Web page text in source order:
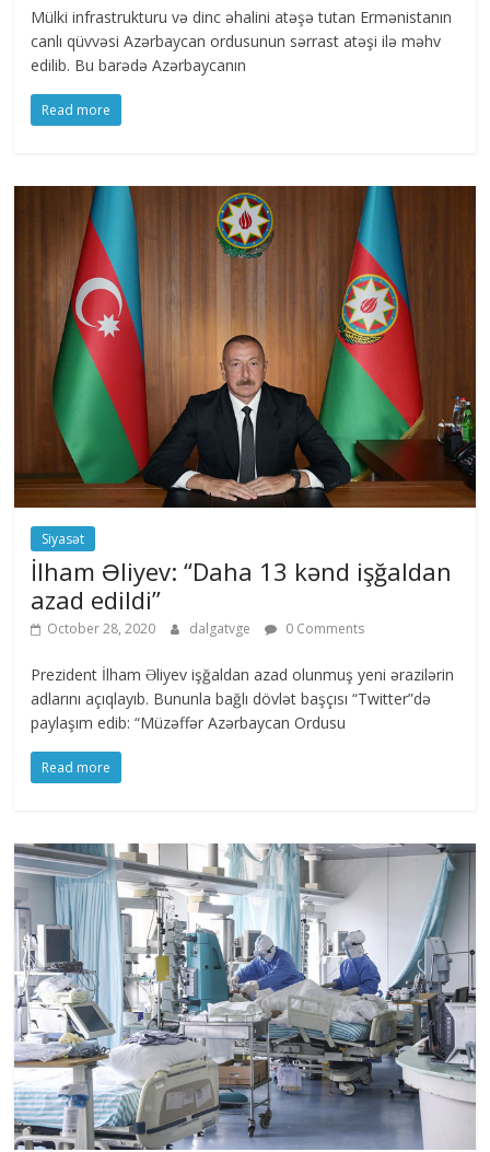
Mülki infrastrukturu və dinc əhalini atəşə tutan Ermənistanın
canlı qüvvəsi Azərbaycan ordusunun sərrast atəşi ilə məhv
edilib. Bu barədə Azərbaycanın
Read more
Siyasət
İlham Əliyev: “Daha 13 kənd işğaldan
azad edildi”
October 28, 2020 dalgatvge 0 Comments
Prezident İlham Əliyev işğaldan azad olunmuş yeni ərazilərin
adlarını açıqlayıb. Bununla bağlı dövlət başçısı “Twitter”də
paylaşım edib: “Müzəffər Azərbaycan Ordusu
Read more